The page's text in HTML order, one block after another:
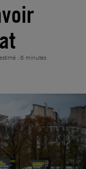
: 6 minutes